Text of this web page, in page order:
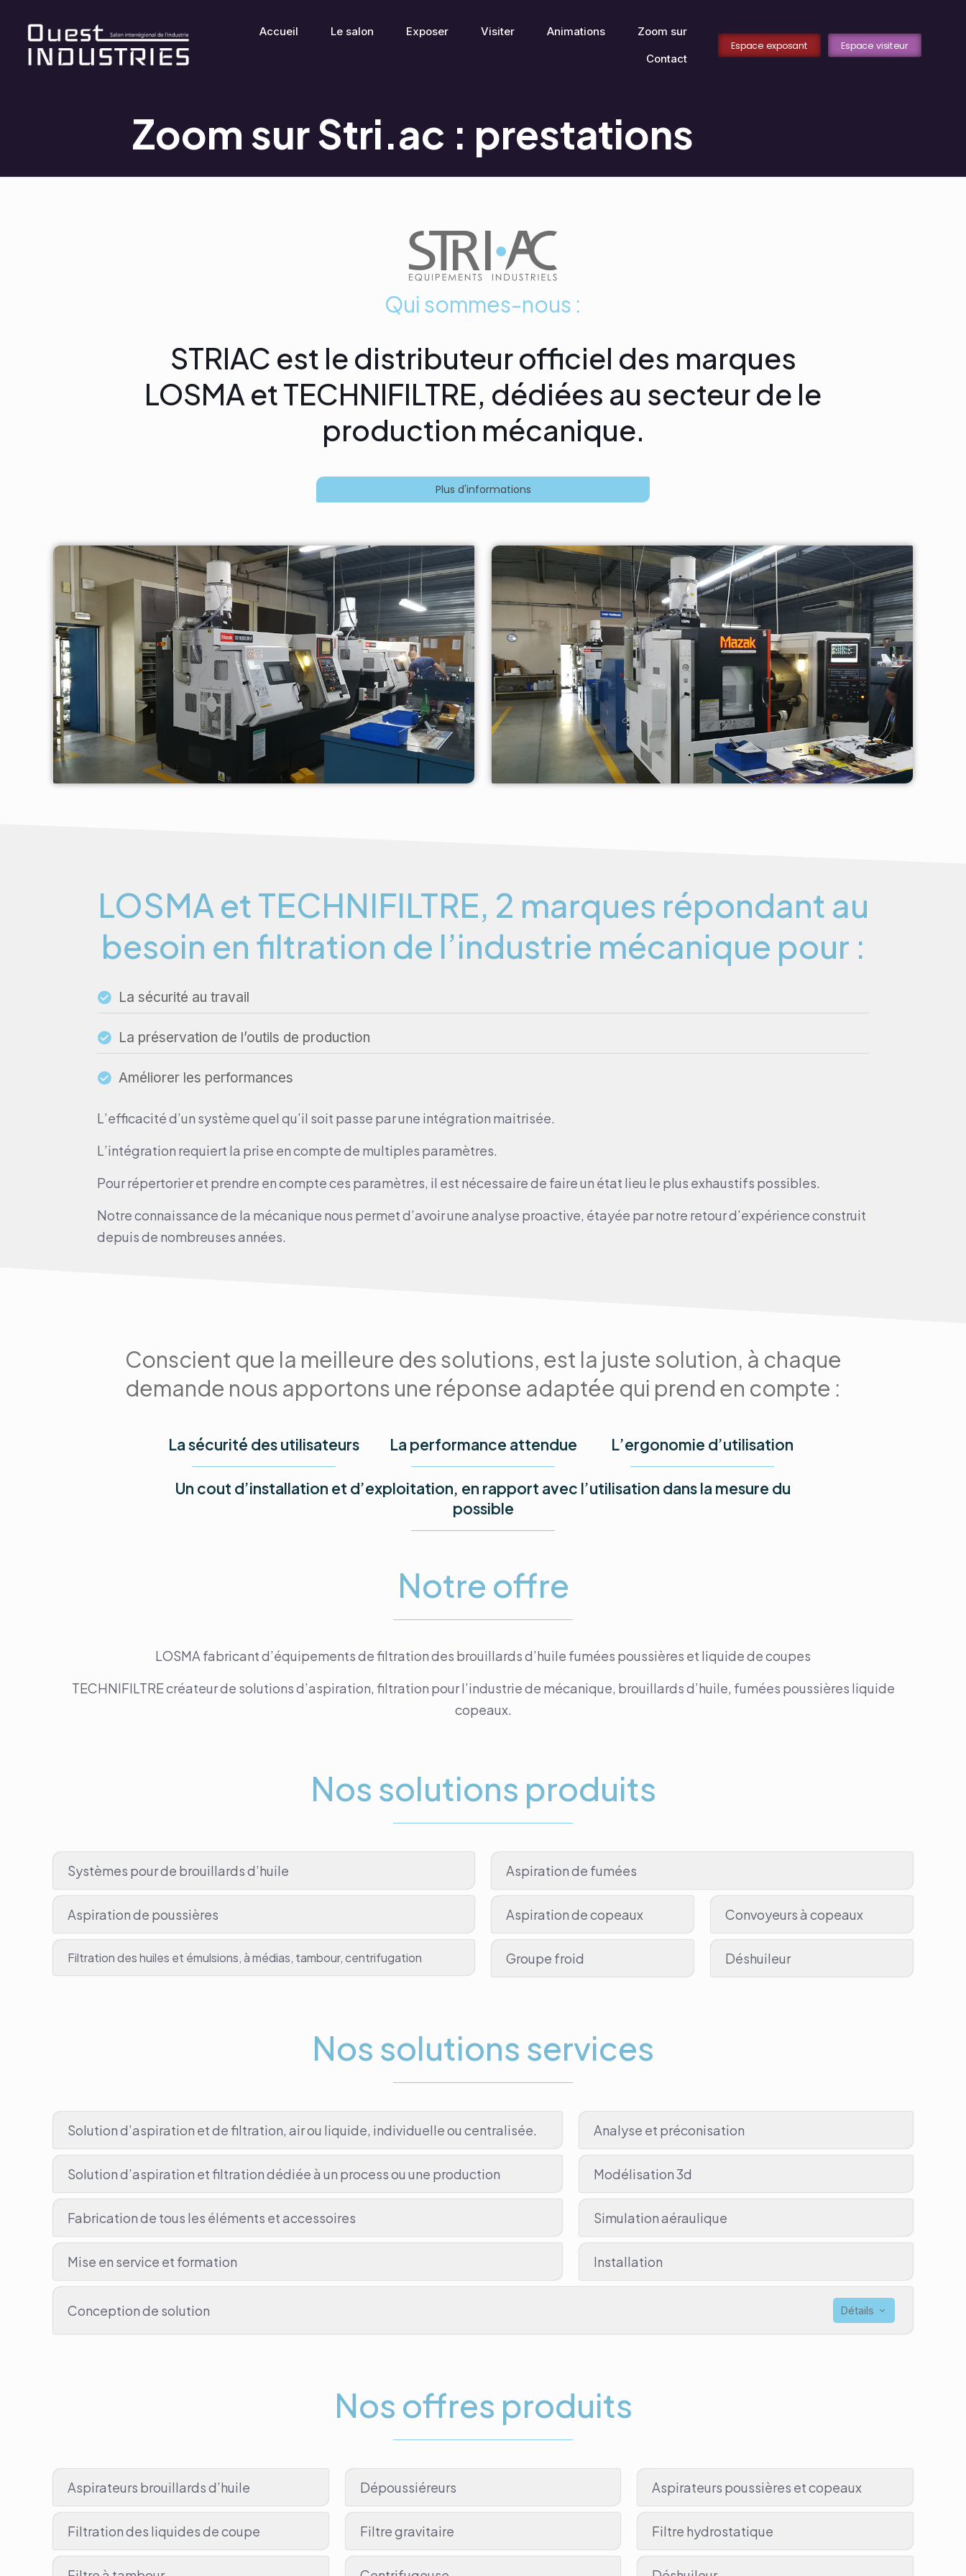
Accueil Le salon Exposer Visiter Animations
Zoom sur
Contact
Espace exposant Espace visiteur
Zoom sur Stri.ac : prestations
Qui sommes-nous :
STRIAC est le distributeur officiel des marques
LOSMA et TECHNIFILTRE, dédiées au secteur de le
production mécanique.
Plus d'informations
LOSMA et TECHNIFILTRE, 2 marques répondant au
besoin en filtration de l’industrie mécanique pour :
La sécurité au travail
La préservation de l’outils de production
Améliorer les performances
L’efficacité d’un système quel qu’il soit passe par une intégration maitrisée.
L’intégration requiert la prise en compte de multiples paramètres.
Pour répertorier et prendre en compte ces paramètres, il est nécessaire de faire un état lieu le plus exhaustifs possibles.
Notre connaissance de la mécanique nous permet d’avoir une analyse proactive, étayée par notre retour d’expérience construit
depuis de nombreuses années.
Conscient que la meilleure des solutions, est la juste solution, à chaque
demande nous apportons une réponse adaptée qui prend en compte :
La sécurité des utilisateurs La performance attendue L’ergonomie d’utilisation
Un cout d’installation et d’exploitation, en rapport avec l’utilisation dans la mesure du
possible
Notre offre
LOSMA fabricant d’équipements de filtration des brouillards d’huile fumées poussières et liquide de coupes
TECHNIFILTRE créateur de solutions d’aspiration, filtration pour l’industrie de mécanique, brouillards d’huile, fumées poussières liquide
copeaux.
Nos solutions produits
Systèmes pour de brouillards d’huile Aspiration de fumées
Aspiration de poussières Aspiration de copeaux Convoyeurs à copeaux
Filtration des huiles et émulsions, à médias, tambour, centrifugation Groupe froid Déshuileur
Nos solutions services
Solution d’aspiration et de filtration, air ou liquide, individuelle ou centralisée. Analyse et préconisation
Solution d’aspiration et filtration dédiée à un process ou une production Modélisation 3d
Fabrication de tous les éléments et accessoires Simulation aéraulique
Mise en service et formation Installation
Conception de solution Détails
Nos offres produits
Aspirateurs brouillards d’huile Dépoussiéreurs Aspirateurs poussières et copeaux
Filtration des liquides de coupe Filtre gravitaire Filtre hydrostatique